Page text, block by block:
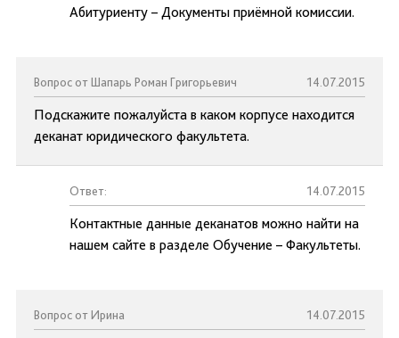
Абитуриенту – Документы приёмной комиссии.
Вопрос от Шапарь Роман Григорьевич 14.07.2015
Подскажите пожалуйста в каком корпусе находится
деканат юридического факультета.
Ответ: 14.07.2015
Контактные данные деканатов можно найти на
нашем сайте в разделе Обучение – Факультеты.
Вопрос от Ирина 14.07.2015